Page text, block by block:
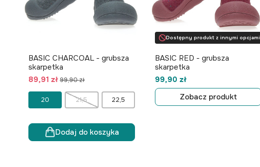
BASIC CHARCOAL - grubsza
skarpetka
89,91 zł99,90 zł
20 21,5 22,5
Dodaj do koszyka
Dostępny produkt z innymi opcjami
BASIC RED - grubsza
skarpetka
99,90 zł
Zobacz produkt